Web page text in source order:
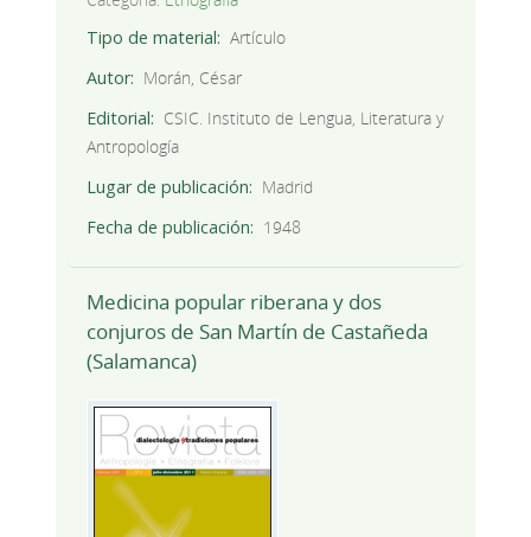
Tipo de material
Artículo
Autor
Morán, César
Editorial
CSIC. Instituto de Lengua, Literatura y
Antropología
Lugar de publicación
Madrid
Fecha de publicación
1948
Medicina popular riberana y dos
conjuros de San Martín de Castañeda
(Salamanca)